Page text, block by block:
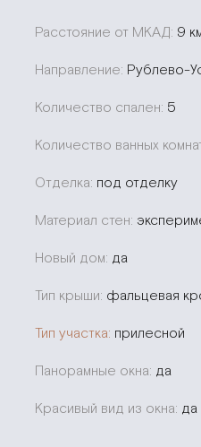
Расстояние от МКАД: 9
Направление: Рублево-
Количество спален: 5
Количество ванных
Отделка: под отделку
Материал стен:
Новый дом: да
Тип крыши: фальцевая
Тип участка: прилесной
Панорамные окна: да
Красивый вид из окна: да